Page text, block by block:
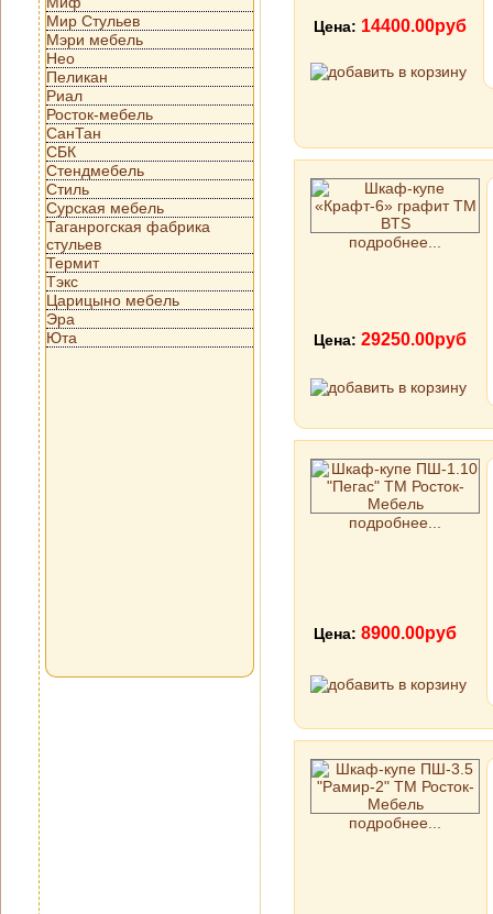
Мир Стульев
Мэри мебель
Нео
Пеликан
Риал
Росток-мебель
СанТан
СБК
Стендмебель
Стиль
Сурская мебель
Таганрогская фабрика
стульев
Термит
Тэкс
Царицыно мебель
Эра
Юта
Цена: 14400.00руб
подробнее...
Цена: 29250.00руб
подробнее...
Цена: 8900.00руб
подробнее...